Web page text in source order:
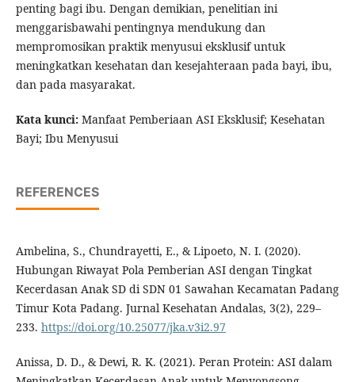
penting bagi ibu. Dengan demikian, penelitian ini
menggarisbawahi pentingnya mendukung dan
mempromosikan praktik menyusui eksklusif untuk
meningkatkan kesehatan dan kesejahteraan pada bayi, ibu,
dan pada masyarakat.
Kata kunci: Manfaat Pemberiaan ASI Eksklusif; Kesehatan
Bayi; Ibu Menyusui
REFERENCES
Ambelina, S., Chundrayetti, E., & Lipoeto, N. I. (2020).
Hubungan Riwayat Pola Pemberian ASI dengan Tingkat
Kecerdasan Anak SD di SDN 01 Sawahan Kecamatan Padang
Timur Kota Padang. Jurnal Kesehatan Andalas, 3(2), 229–
233. https://doi.org/10.25077/jka.v3i2.97
Anissa, D. D., & Dewi, R. K. (2021). Peran Protein: ASI dalam